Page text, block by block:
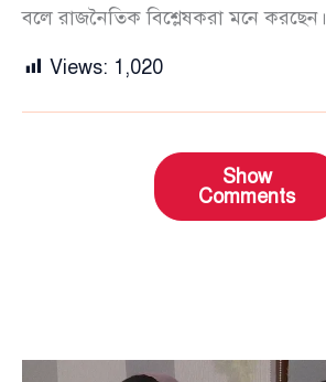
বলে রাজনৈতিক বিশ্লেষকরা মনে করছেন।
Views: 1,020
Show
Comments